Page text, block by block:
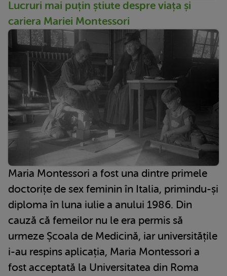
Lucruri mai puțin știute despre viața și
cariera Mariei Montessori
Maria Montessori a fost una dintre primele
doctorițe de sex feminin în Italia, primindu-și
diploma în luna iulie a anului 1986. Din
cauză că femeilor nu le era permis să
urmeze Școala de Medicină, iar universitățile
i-au respins aplicația, Maria Montessori a
fost acceptată la Universitatea din Roma